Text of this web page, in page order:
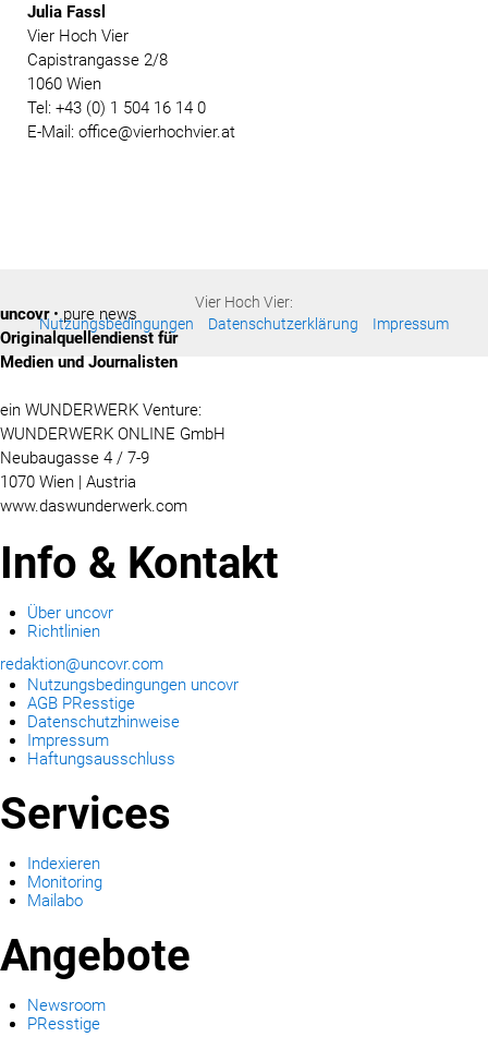
Julia Fassl
Vier Hoch Vier
Capistrangasse 2/8
1060 Wien
Tel: +43 (0) 1 504 16 14 0
E-Mail: office@vierhochvier.at
Vier Hoch Vier:
Nutzungsbedingungen
Datenschutzerklärung Impressum
uncovr• pure news
Originalquellendienst für
Medien und Journalisten
ein WUNDERWERK Venture:
WUNDERWERK ONLINE GmbH
Neubaugasse 4 / 7-9
1070 Wien | Austria
www.daswunderwerk.com
Info & Kontakt
Über uncovr
Richtlinien
redaktion@uncovr.com
Nutzungsbedingungen uncovr
AGB PResstige
Datenschutzhinweise
Impressum
Haftungsausschluss
Services
Indexieren
Monitoring
Mailabo
Angebote
Newsroom
PResstige